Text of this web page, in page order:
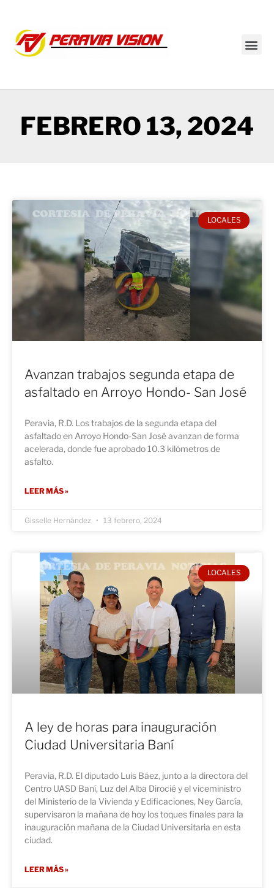
FEBRERO 13, 2024
LOCALES
Avanzan trabajos segunda etapa de
asfaltado en Arroyo Hondo- San José
Peravia, R.D. Los trabajos de la segunda etapa del
asfaltado en Arroyo Hondo-San José avanzan de forma
acelerada, donde fue aprobado 10.3 kilómetros de
asfalto.
LEER MÁS »
Gisselle Hernández 13 febrero, 2024
LOCALES
A ley de horas para inauguración
Ciudad Universitaria Baní
Peravia, R.D. El diputado Luis Báez, junto a la directora del
Centro UASD Baní, Luz del Alba Dirocié y el viceministro
del Ministerio de la Vivienda y Edificaciones, Ney García,
supervisaron la mañana de hoy los toques finales para la
inauguración mañana de la Ciudad Universitaria en esta
ciudad.
LEER MÁS »